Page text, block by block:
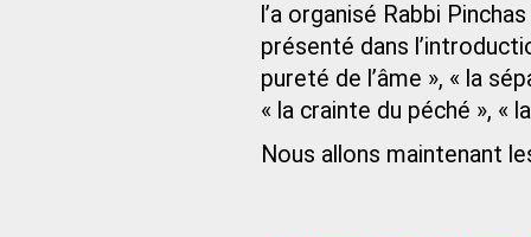
l’a organisé Rabbi
présenté dans
pureté de l’âme », « la
« la crainte du péché », «
Nous allons maintenant